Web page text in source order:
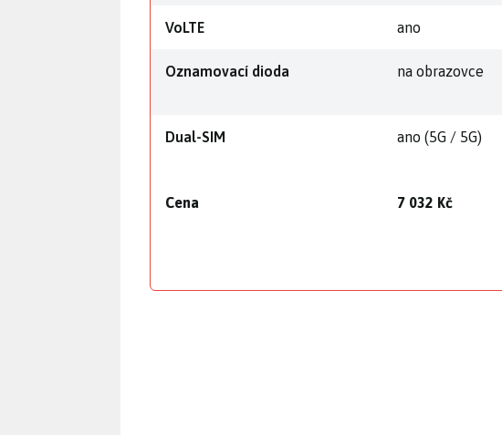
VoLTE ano
Oznamovací dioda na obrazovce
Dual-SIM ano (5G / 5G)
Cena 7 032 Kč